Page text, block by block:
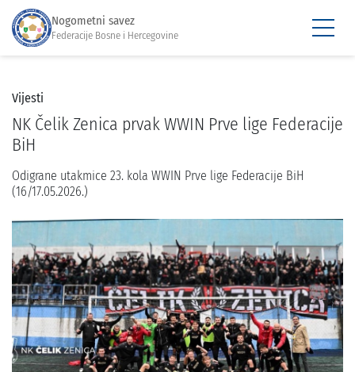
Nogometni savez
Federacije Bosne i Hercegovine
Vijesti
NK Čelik Zenica prvak WWIN Prve lige Federacije
BiH
Odigrane utakmice 23. kola WWIN Prve lige Federacije BiH
(16/17.05.2026.)